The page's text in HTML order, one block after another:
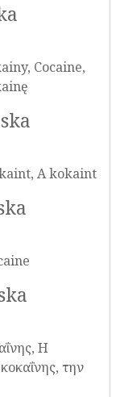
Cocaine,
A kokaint
Η
την